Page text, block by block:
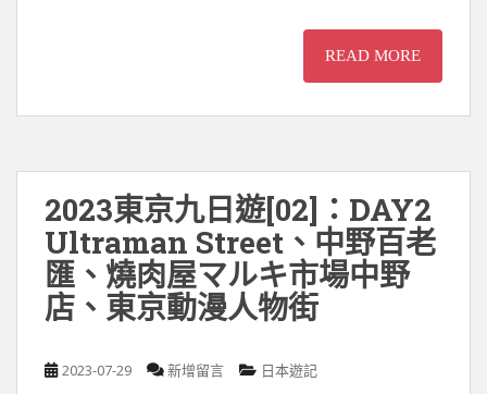
READ MORE
2023東京九日遊[02]：DAY2
Ultraman Street、中野百老
匯、燒肉屋マルキ市場中野
店、東京動漫人物街
2023-07-29 新增留言 日本遊記